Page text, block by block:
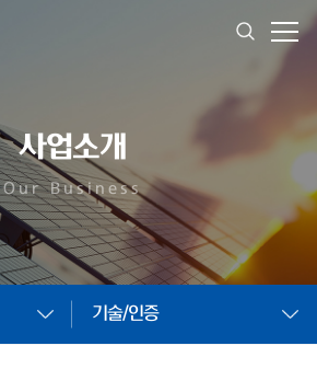
사업소개
Our Business
기술/인증